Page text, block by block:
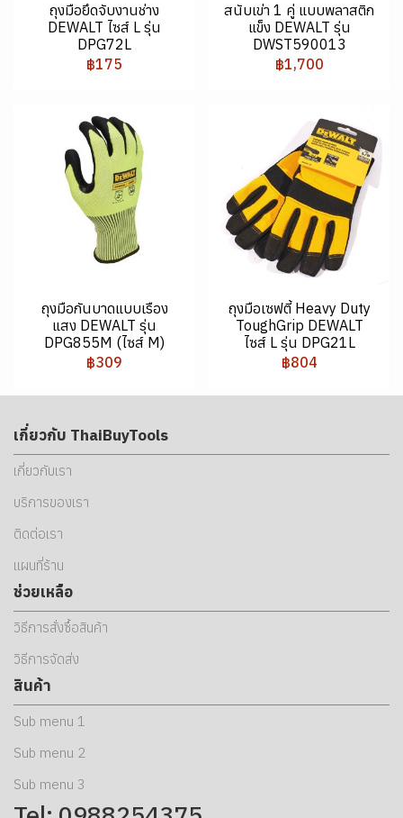
ถุงมือยึดจับงานช่าง
DEWALT ไซส์ L รุ่น
DPG72L
฿175
สนับเข่า 1 คู่ แบบพลาสติก
แข็ง DEWALT รุ่น
DWST590013
฿1,700
ถุงมือกันบาดแบบเรือง
แสง DEWALT รุ่น
DPG855M (ไซส์ M)
฿309
ถุงมือเซฟตี้ Heavy Duty
ToughGrip DEWALT
ไซส์ L รุ่น DPG21L
฿804
เกี่ยวกับ ThaiBuyTools
เกี่ยวกับเรา
บริการของเรา
ติดต่อเรา
แผนที่ร้าน
ช่วยเหลือ
วิธีการสั่งซื้อสินค้า
วิธีการจัดส่ง
สินค้า
Sub menu 1
Sub menu 2
Sub menu 3